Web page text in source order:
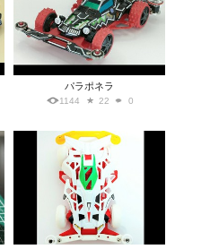
パラポネラ
1144 22 0